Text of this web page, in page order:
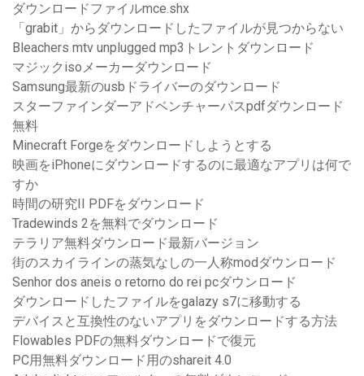
ダウンロードファイルmce.shx
「grabit」からダウンロードしたファイルが見つからない
Bleachers mtv unplugged mp3トレントダウンロード
マジックisoメーカーダウンロード
Samsung最新のusbドライバーのダウンロード
スターファインダーアドベンチャーパスpdfダウンロード
無料
Minecraft Forgeをダウンロードしようとする
映画をiPhoneにダウンロードするのに最適なアプリは何で
すか
時間の研究II PDFをダウンロード
Tradewinds 2を無料でダウンロード
テラリア無料ダウンロード最新バージョン
街のスカイラインの蒸気なしの一人称modダウンロード
Senhor dos aneis o retorno do rei pcダウンロード
ダウンロードしたファイルをgalazy s7に移動する
デバイスと互換性のないアプリをダウンロードする方法
Flowables PDFの無料ダウンロードで復元
PC用無料ダウンロード用のshareit 4.0